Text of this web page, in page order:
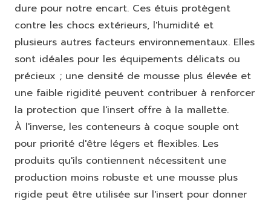
dure pour notre encart. Ces étuis protègent
contre les chocs extérieurs, l'humidité et
plusieurs autres facteurs environnementaux. Elles
sont idéales pour les équipements délicats ou
précieux ; une densité de mousse plus élevée et
une faible rigidité peuvent contribuer à renforcer
la protection que l'insert offre à la mallette.
À l'inverse, les conteneurs à coque souple ont
pour priorité d'être légers et flexibles. Les
produits qu'ils contiennent nécessitent une
production moins robuste et une mousse plus
rigide peut être utilisée sur l'insert pour donner